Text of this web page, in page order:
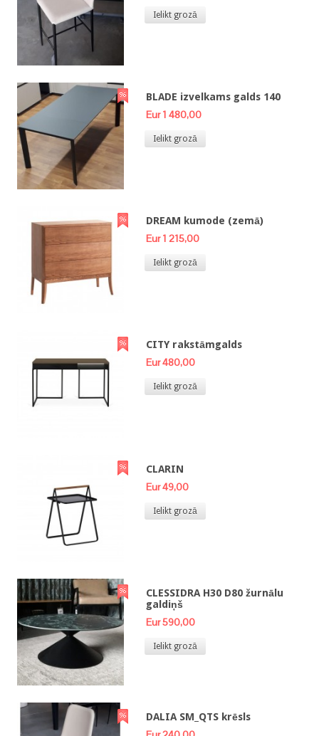
Ielikt grozā
BLADE izvelkams galds 140
Eur 1 480,00
Ielikt grozā
DREAM kumode (zemā)
Eur 1 215,00
Ielikt grozā
CITY rakstāmgalds
Eur 480,00
Ielikt grozā
CLARIN
Eur 49,00
Ielikt grozā
CLESSIDRA H30 D80 žurnālu
galdiņš
Eur 590,00
Ielikt grozā
DALIA SM_QTS krēsls